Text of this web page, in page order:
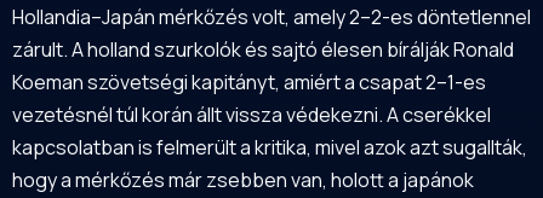
Hollandia–Japán mérkőzés volt, amely 2–2-es döntetlennel
zárult. A holland szurkolók és sajtó élesen bírálják Ronald
Koeman szövetségi kapitányt, amiért a csapat 2–1-es
vezetésnél túl korán állt vissza védekezni. A cserékkel
kapcsolatban is felmerült a kritika, mivel azok azt sugallták,
hogy a mérkőzés már zsebben van, holott a japánok